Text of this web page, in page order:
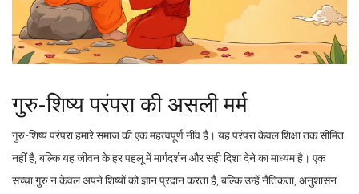
गुरु-शिष्य परंपरा की असली मर्म
गुरु-शिष्य परंपरा हमारे समाज की एक महत्वपूर्ण नींव है। यह परंपरा केवल शिक्षा तक सीमित
नहीं है, बल्कि यह जीवन के हर पहलू में मार्गदर्शन और सही दिशा देने का माध्यम है। एक
सच्चा गुरु न केवल अपने शिष्यों को ज्ञान प्रदान करता है, बल्कि उन्हें नैतिकता, अनुशासन